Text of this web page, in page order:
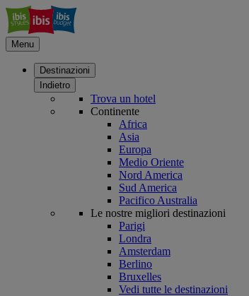
Menu
Destinazioni
Indietro
Trova un hotel
Continente
Africa
Asia
Europa
Medio Oriente
Nord America
Sud America
Pacifico Australia
Le nostre migliori destinazioni
Parigi
Londra
Amsterdam
Berlino
Bruxelles
Vedi tutte le destinazioni